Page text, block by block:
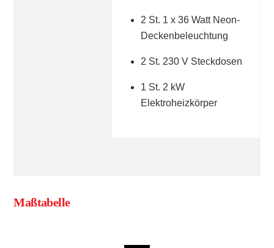
2 St. 1 x 36 Watt Neon-
Deckenbeleuchtung
2 St. 230 V Steckdosen
1 St. 2 kW
Elektroheizkörper
Maßtabelle